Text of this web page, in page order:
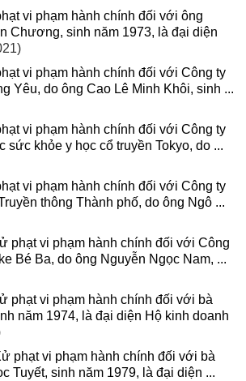
vi phạm hành chính đối với ông
Chương, sinh năm 1973, là đại diện
vi phạm hành chính đối với Công ty
Yêu, do ông Cao Lê Minh Khôi, sinh ...
vi phạm hành chính đối với Công ty
sức khỏe y học cổ truyền Tokyo, do ...
vi phạm hành chính đối với Công ty
thông Thành phố, do ông Ngô ...
phạt vi phạm hành chính đối với Công
Bé Ba, do ông Nguyễn Ngọc Nam, ...
phạt vi phạm hành chính đối với bà
năm 1974, là đại diện Hộ kinh doanh
phạt vi phạm hành chính đối với bà
Tuyết, sinh năm 1979, là đại diện ...